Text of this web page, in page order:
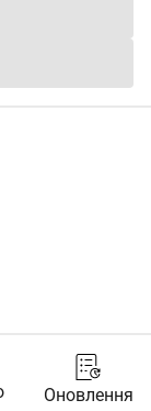
Оновлення